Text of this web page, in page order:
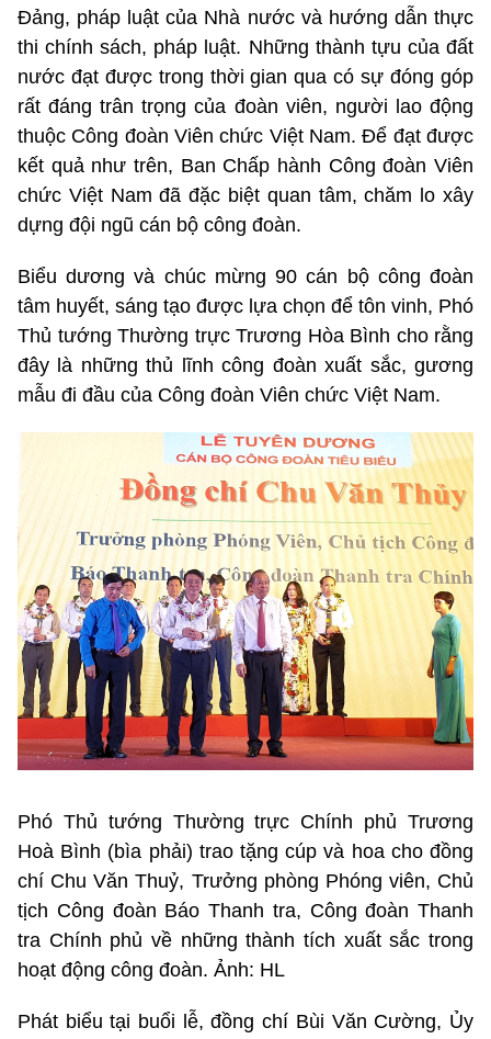
Đảng, pháp luật của Nhà nước và hướng dẫn thực
thi chính sách, pháp luật. Những thành tựu của đất
nước đạt được trong thời gian qua có sự đóng góp
rất đáng trân trọng của đoàn viên, người lao động
thuộc Công đoàn Viên chức Việt Nam. Để đạt được
kết quả như trên, Ban Chấp hành Công đoàn Viên
chức Việt Nam đã đặc biệt quan tâm, chăm lo xây
dựng đội ngũ cán bộ công đoàn.
Biểu dương và chúc mừng 90 cán bộ công đoàn
tâm huyết, sáng tạo được lựa chọn để tôn vinh, Phó
Thủ tướng Thường trực Trương Hòa Bình cho rằng
đây là những thủ lĩnh công đoàn xuất sắc, gương
mẫu đi đầu của Công đoàn Viên chức Việt Nam.
Phó Thủ tướng Thường trực Chính phủ Trương
Hoà Bình (bìa phải) trao tặng cúp và hoa cho đồng
chí Chu Văn Thuỷ, Trưởng phòng Phóng viên, Chủ
tịch Công đoàn Báo Thanh tra, Công đoàn Thanh
tra Chính phủ về những thành tích xuất sắc trong
hoạt động công đoàn. Ảnh: HL
Phát biểu tại buổi lễ, đồng chí Bùi Văn Cường, Ủy